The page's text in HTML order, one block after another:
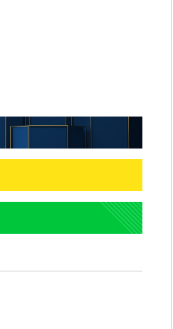
한정수 "황정민 선배만 피
해…떳떳하면 신분 공개하라"
격…득점포 재가동 도전
이강인, 오늘 서울서 AT마드리드 입단
식…'전례 없는 특급대우'